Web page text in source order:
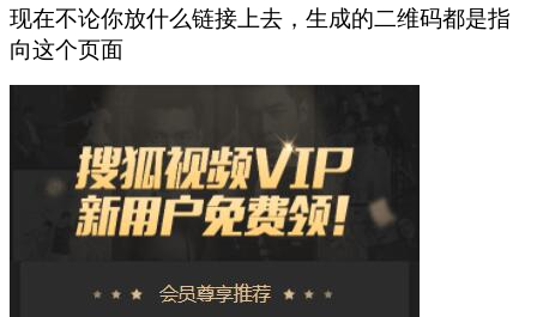
现在不论你放什么链接上去，生成的二维码都是指
向这个页面